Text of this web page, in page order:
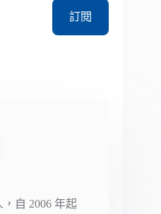
訂閱
，自 2006 年起